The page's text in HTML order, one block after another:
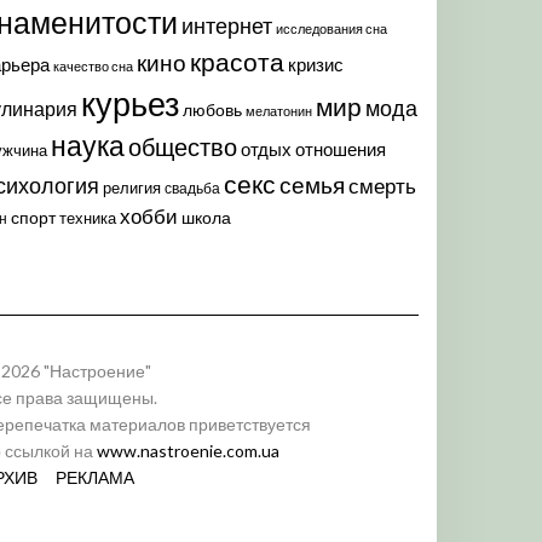
интернет исследования сна
качество сна кино красота кризис
курьез любовь мелатонин мир мода
наукаобществоотдых отношения
религия свадьба секссемья смерть
спорттехникахобби школа
"Настроение"
права защищены.
материалов приветствуется
ссылкой на www.nastroenie.com.ua
РЕКЛАМА